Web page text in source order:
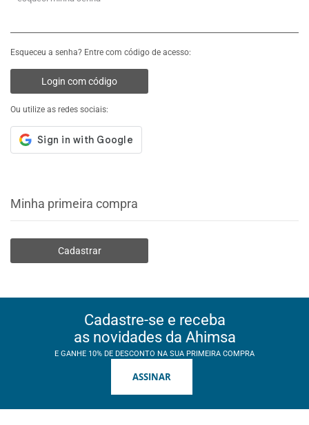
Esqueceu a senha? Entre com código de acesso:
Login com código
Ou utilize as redes sociais:
Minha primeira compra
Cadastrar
Cadastre-se e receba
as novidades da Ahimsa
E GANHE 10% DE DESCONTO NA SUA PRIMEIRA COMPRA
ASSINAR